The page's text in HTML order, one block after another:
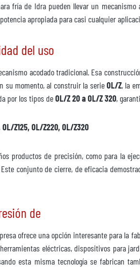
fría de Idra pueden llevar un
apropiada para casi cualquier
del uso
acodado tradicional. Esa
su momento, al construir la serieOL/Z, la
por los tipos deOL/Z 20 a OL/Z 320,
Z125, OL/Z220, OL/Z320
productos de precisión, como para la
conjunto de cierre, de eficacia
de
ofrece una opción interesante para la
eléctricas, dispositivos para
esta misma tecnología se fabrican